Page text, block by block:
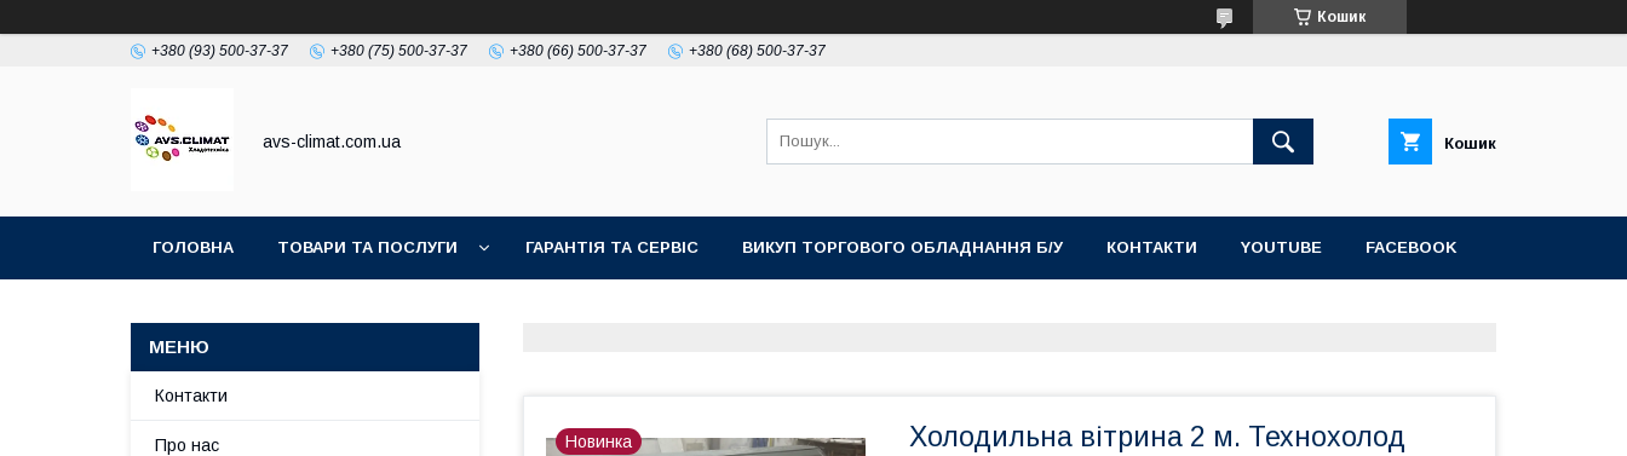
Кошик
+380 (93) 500-37-37 +380 (75) 500-37-37 +380 (66) 500-37-37 +380 (68) 500-37-37
avs-climat.com.ua Кошик
ГОЛОВНА ТОВАРИ ТА ПОСЛУГИ ГАРАНТІЯ ТА СЕРВІС ВИКУП ТОРГОВОГО ОБЛАДНАННЯ Б/У КОНТАКТИ YOUTUBE FACEBOOK
Новинка
Холодильна вітрина 2 м. Технохолод
Контакти
Про нас